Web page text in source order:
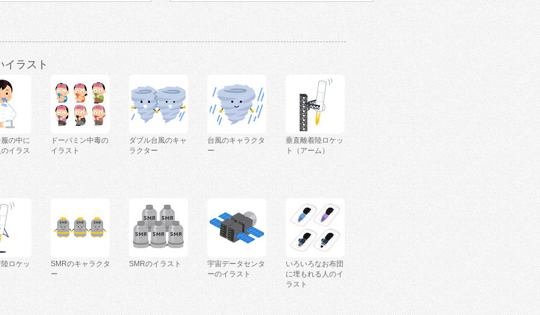
イラスト
の中に
イラス
ドーパミン中毒の
イラスト
ダブル台風のキャ
ラクター
台風のキャラクタ
ー
垂直離着陸ロケッ
ト（アーム）
ロケッ
SMRのキャラクタ
ー
SMRのイラスト
宇宙データセンタ
ーのイラスト
いろいろなお布団
に埋もれる人のイ
ラスト